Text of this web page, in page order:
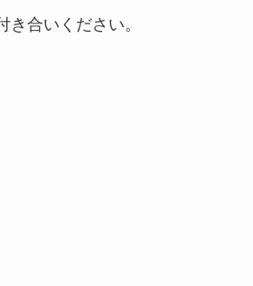
き合いください。